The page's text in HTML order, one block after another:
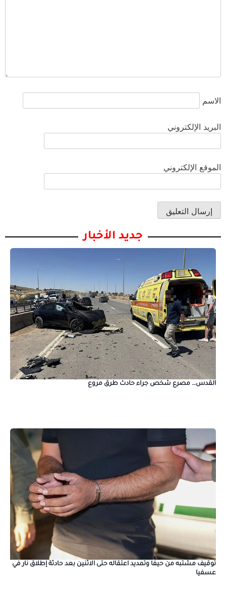
الاسم
البريد الإلكتروني
الموقع الإلكتروني
جديد الأخبار
القدس… مصرع شخص جراء حادث طرق مروع
توقيف مشتبه من حيفا وتمديد اعتقاله حتى الاثنين بعد حادثة إطلاق نار في
عسفيا